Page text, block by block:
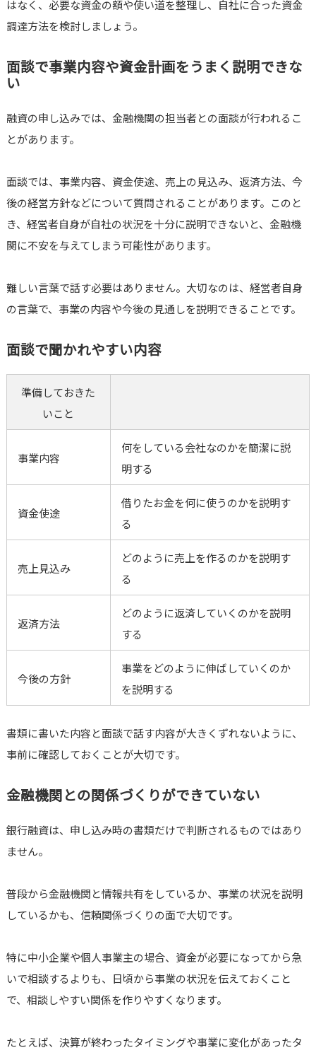
はなく、必要な資金の額や使い道を整理し、自社に合った資金
調達方法を検討しましょう。
面談で事業内容や資金計画をうまく説明できな
い
融資の申し込みでは、金融機関の担当者との面談が行われるこ
とがあります。
面談では、事業内容、資金使途、売上の見込み、返済方法、今
後の経営方針などについて質問されることがあります。このと
き、経営者自身が自社の状況を十分に説明できないと、金融機
関に不安を与えてしまう可能性があります。
難しい言葉で話す必要はありません。大切なのは、経営者自身
の言葉で、事業の内容や今後の見通しを説明できることです。
面談で聞かれやすい内容
準備しておきた
いこと
事業内容
何をしている会社なのかを簡潔に説
明する
資金使途
借りたお金を何に使うのかを説明す
る
売上見込み
どのように売上を作るのかを説明す
る
返済方法
どのように返済していくのかを説明
する
今後の方針
事業をどのように伸ばしていくのか
を説明する
書類に書いた内容と面談で話す内容が大きくずれないように、
事前に確認しておくことが大切です。
金融機関との関係づくりができていない
銀行融資は、申し込み時の書類だけで判断されるものではあり
ません。
普段から金融機関と情報共有をしているか、事業の状況を説明
しているかも、信頼関係づくりの面で大切です。
特に中小企業や個人事業主の場合、資金が必要になってから急
いで相談するよりも、日頃から事業の状況を伝えておくこと
で、相談しやすい関係を作りやすくなります。
たとえば、決算が終わったタイミングや事業に変化があったタ